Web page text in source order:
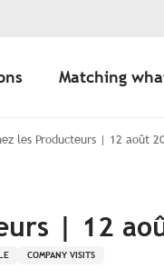
Matching
les Producteurs | 12 août
| 12
COMPANY VISITS